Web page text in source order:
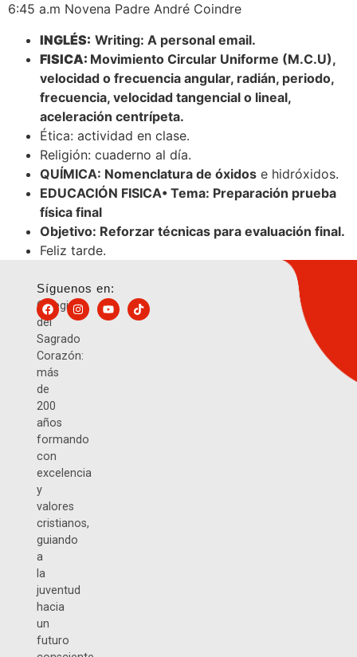
6:45 a.m Novena Padre André Coindre
INGLÉS: Writing: A personal email.
FISICA: Movimiento Circular Uniforme (M.C.U),
velocidad o frecuencia angular, radián, periodo,
frecuencia, velocidad tangencial o lineal,
aceleración centrípeta.
Ética: actividad en clase.
Religión: cuaderno al día.
QUÍMICA: Nomenclatura de óxidos e hidróxidos.
EDUCACIÓN FISICA• Tema: Preparación prueba
física final
Objetivo: Reforzar técnicas para evaluación final.
Feliz tarde.
Colegio
del
Sagrado
Corazón:
más
de
200
años
formando
con
excelencia
y
valores
cristianos,
guiando
a
la
juventud
hacia
un
futuro
Síguenos en: